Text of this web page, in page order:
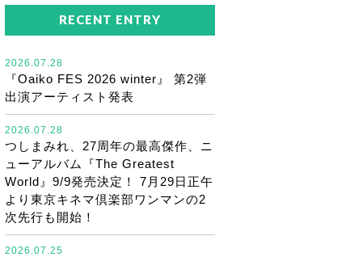
RECENT ENTRY
2026.07.28
『Oaiko FES 2026 winter』 第2弾
出演アーティスト発表
2026.07.28
つしまみれ、27周年の最高傑作、ニ
ューアルバム『The Greatest
World』9/9発売決定！ 7月29日正午
より東京キネマ倶楽部ワンマンの2
次先行も開始！
2026.07.25